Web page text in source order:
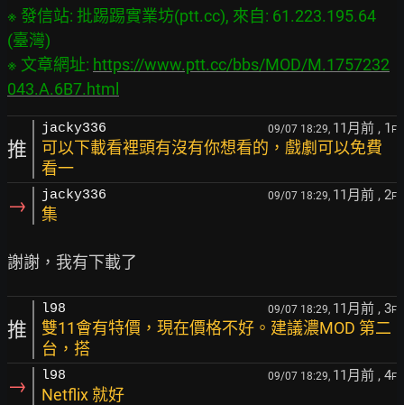
※ 發信站: 批踢踢實業坊(ptt.cc), 來自: 61.223.195.64
(臺灣)
※ 文章網址: https://www.ptt.cc/bbs/MOD/M.1757232
043.A.6B7.html
推
jacky336 09/07 18:29, 11月前 , 1 F
可以下載看裡頭有沒有你想看的，戲劇可以免費
看一
→ jacky336 09/07 18:29, 11月前 , 2F
集
推
l98 09/07 18:29, 11月前 , 3F
雙11會有特價，現在價格不好。建議濃MOD 第二
台，搭
→ l98 09/07 18:29, 11月前 , 4F
Netflix 就好